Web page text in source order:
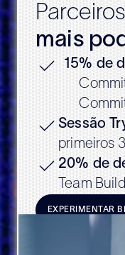
mais
15% de
Sessão
primeiros
20% de
Team
EXPERIMENTAR